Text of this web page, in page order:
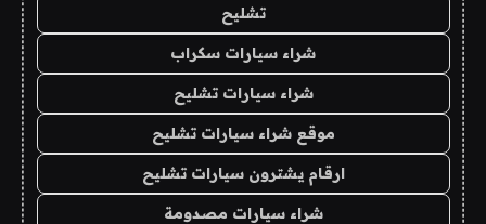
تشليح
شراء سيارات سكراب
شراء سيارات تشليح
موقع شراء سيارات تشليح
ارقام يشترون سيارات تشليح
شراء سيارات مصدومة